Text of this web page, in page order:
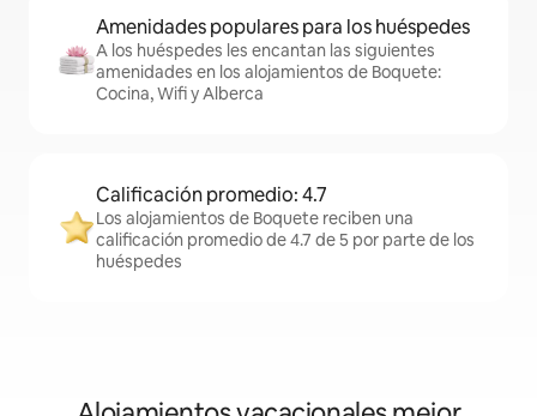
Amenidades populares para los huéspedes
A los huéspedes les encantan las siguientes
amenidades en los alojamientos de Boquete:
Cocina, Wifi y Alberca
Calificación promedio: 4.7
Los alojamientos de Boquete reciben una
calificación promedio de 4.7 de 5 por parte de los
huéspedes